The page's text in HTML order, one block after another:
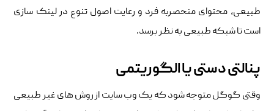
طبیعی، محتوای منحصربه فرد و رعایت اصول تنوع در لینک سازی
است تا شبکه طبیعی به نظر برسد.
پنالتی دستی یا الگوریتمی
وقتی گوگل متوجه شود که یک وب سایت از روش های غیر طبیعی